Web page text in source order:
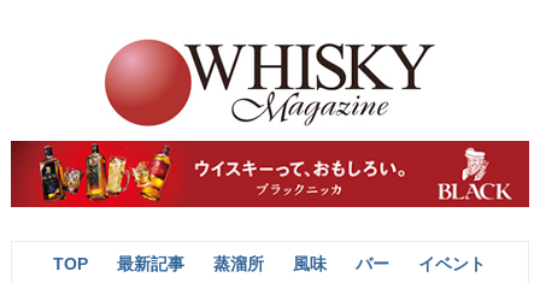
TOP 最新記事 蒸溜所 風味 バー イベント